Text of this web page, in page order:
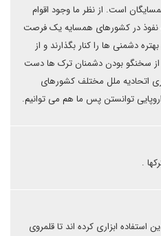
است. از نظر ما وجود اقوام
و نفوذ در کشورهای همسایه یک فرصت
دشمنی ها را کنار بگذارند و از
از سخنگو بودن دشمنان ترک ها دست
اتحادیه ملل مختلف کشورهای
توانستن پس ما هم می توانیم.
.
استفاده ابزاری کرده اند تا قلمروی